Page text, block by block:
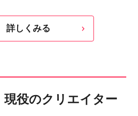
詳しくみる
現役のクリエイター